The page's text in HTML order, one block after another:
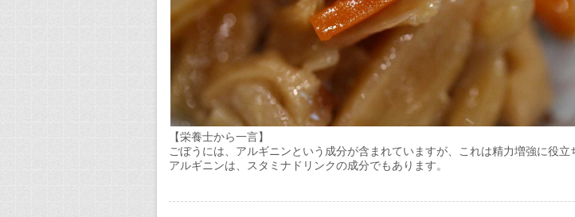
【栄養士から一言】
ごぼうには、アルギニンという成分が含まれていますが、これは精力増強に役立
アルギニンは、スタミナドリンクの成分でもあります。